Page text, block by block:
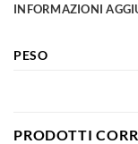
INFORMAZIONI
PESO
PRODOTTI